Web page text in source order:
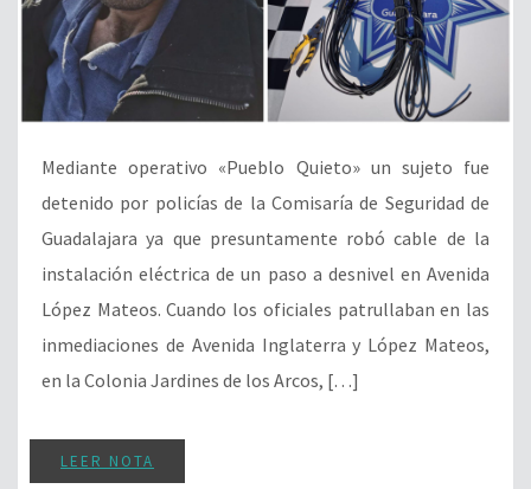
Mediante operativo «Pueblo Quieto» un sujeto fue
detenido por policías de la Comisaría de Seguridad de
Guadalajara ya que presuntamente robó cable de la
instalación eléctrica de un paso a desnivel en Avenida
López Mateos. Cuando los oficiales patrullaban en las
inmediaciones de Avenida Inglaterra y López Mateos,
en la Colonia Jardines de los Arcos, […]
LEER NOTA